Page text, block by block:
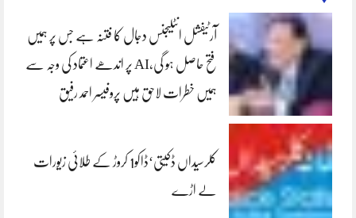
آرٹیفشل انٹلیجنس دجال کا فتنہ ہے جس پر ہمیں
فتح حاصل ہو گی،AI پر اندھے اعتماد کی وجہ سے
ہمیں خطرات لاحق ہیں پروفیسر احمد رفیق
کلرسیداں ڈکیتی‘ڈاکو1 کروڑ کے طلائی زیورات
لے اڑے